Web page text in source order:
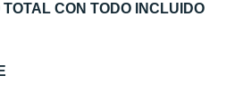
CON TODO INCLUIDO